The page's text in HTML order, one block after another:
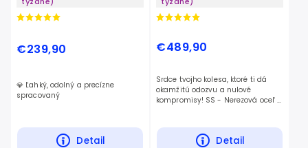
€239,90
Detail
💎 Ľahký, odolný a precízne
spracovaný
€489,90
Detail
Srdce tvojho kolesa, ktoré ti dá
okamžitú odozvu a nulové
kompromisy! SS - Nerezová oceľ